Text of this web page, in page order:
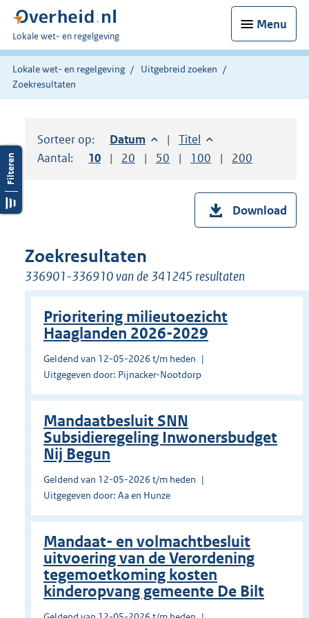
Menu
U
bent
hier:
Lokale wet- en regelgeving
Lokale wet- en regelgeving
Uitgebreid zoeken
Zoekresultaten
Sorteer op: Sorteer op:
Datum aflopendSorteer op:
Titel oplopend
Aantal:
Toon
10 resultaten per pagina
Toon
20 resultaten per pagina
Toon
50 resultaten per pagina
Toon
100 resultaten per
Toon
200
Download
Zoekresultaten
336901-336910 van de 341245 resultaten
Prioritering milieutoezicht
Haaglanden 2026-2029
Geldend van 12-05-2026 t/m heden
Uitgegeven door: Pijnacker-Nootdorp
Mandaatbesluit SNN
Subsidieregeling Inwonersbudget
Nij Begun
Geldend van 12-05-2026 t/m heden
Uitgegeven door: Aa en Hunze
Mandaat- en volmachtbesluit
uitvoering van de Verordening
tegemoetkoming kosten
kinderopvang gemeente De Bilt